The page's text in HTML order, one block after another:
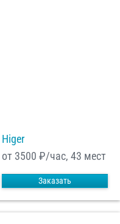
Higer
от 3500 ₽/час, 43 мест
Заказать